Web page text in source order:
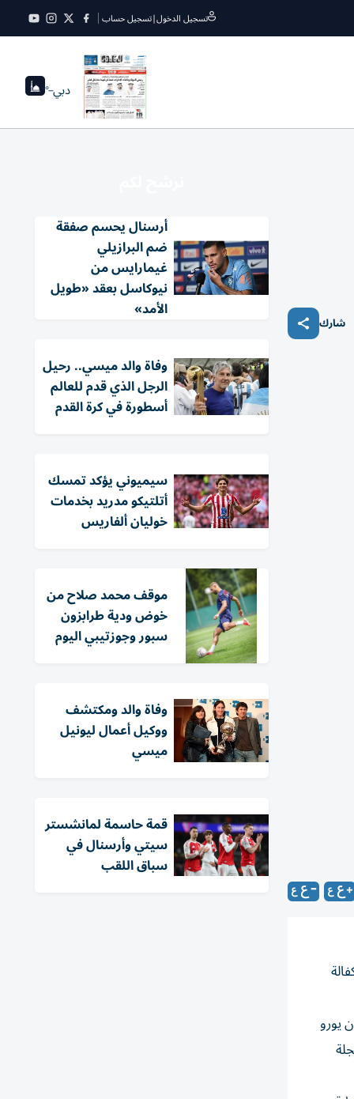
تسجيل الدخول|تسجيل حساب
دبي--°
شارك
يورو
دفع مجلة
أرسنال يحسم صفقة
ضم البرازيلي
غيمارايس من
نيوكاسل بعقد «طويل
الأمد»
وفاة والد ميسي.. رحيل
الرجل الذي قدم للعالم
أسطورة في كرة القدم
سيميوني يؤكد تمسك
أتلتيكو مدريد بخدمات
خوليان ألفاريس
موقف محمد صلاح من
خوض ودية طرابزون
سبور وجوزتيبي اليوم
وفاة والد ومكتشف
ووكيل أعمال ليونيل
ميسي
قمة حاسمة لمانشستر
سيتي وأرسنال في
سباق اللقب